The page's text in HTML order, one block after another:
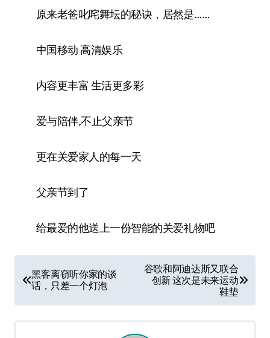
原来老爸叱咤舞坛的秘诀，居然是……
中国移动 高清娱乐
内容更丰富 生活更多彩
爱与陪伴,不止父亲节
更在关爱家人的每一天
父亲节到了
给最爱的他送上一份智能的关爱礼物吧
章
导
航
黑客离窃听你家的谈
话，只差一个灯泡
谷歌和阿迪达斯又联合
创新 这次是未来运动
鞋垫